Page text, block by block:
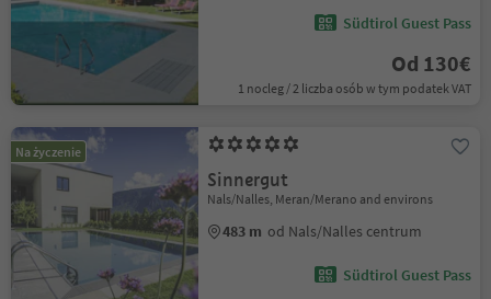
Südtirol Guest Pass
Od 130€
1 nocleg / 2 liczba osób w tym podatek VAT
Na życzenie
Sinnergut
Nals/Nalles, Meran/Merano and environs
483 m od Nals/Nalles centrum
Südtirol Guest Pass